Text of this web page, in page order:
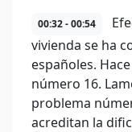
00:32 - 00:54
vivienda se ha
españoles.
número 16.
problema
acreditan la